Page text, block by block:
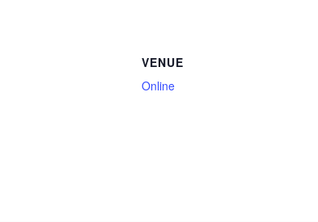
VENUE
Online